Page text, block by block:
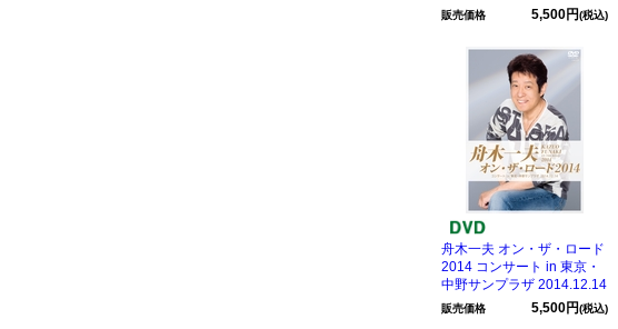
販売価格 5,500円(税込)
舟木一夫 オン・ザ・ロード
2014 コンサート in 東京・
中野サンプラザ 2014.12.14
販売価格 5,500円(税込)